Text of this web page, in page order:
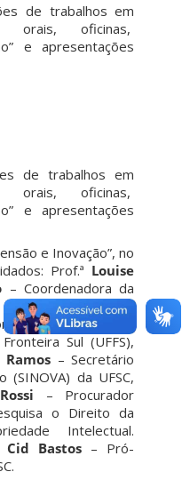
de trabalhos em
orais, oficinas,
e apresentações
de trabalhos em
orais, oficinas,
e apresentações
e Inovação”, no
Prof.ª Louise
– Coordenadora da
de Cooperativas e
Solidários da
Sul (UFFS),
– Secretário
da UFSC,
– Procurador
o Direito da
Intelectual.
Cid Bastos– Pró-